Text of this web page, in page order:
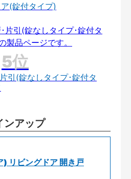
(錠付タイプ)
引(錠なしタイプ･錠付タ
ンアップ
リビングドア 開き戸